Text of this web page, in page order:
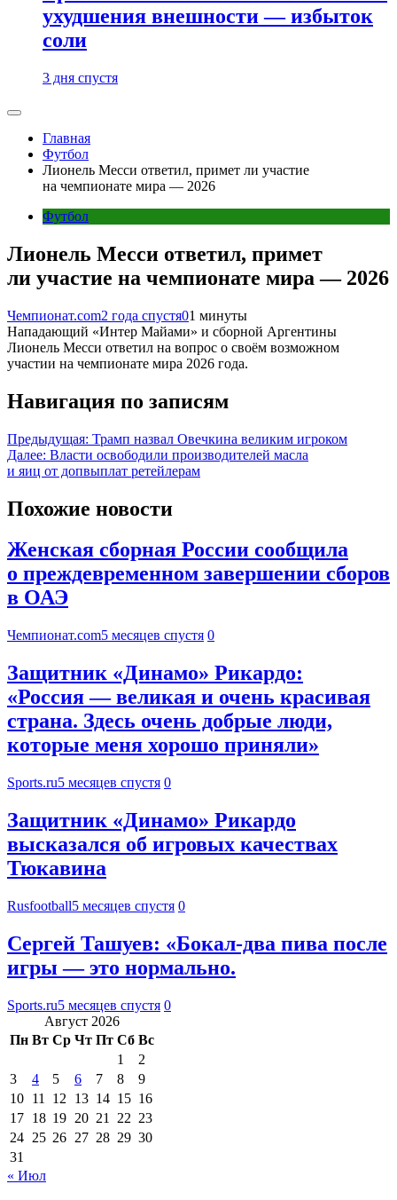
ухудшения внешности — избыток
соли
3 дня спустя
Главная
Футбол
Лионель Месси ответил, примет ли участие
на чемпионате мира — 2026
Футбол
Лионель Месси ответил, примет
ли участие на чемпионате мира — 2026
Чемпионат.com2 года спустя01 минуты
Нападающий «Интер Майами» и сборной Аргентины
Лионель Месси ответил на вопрос о своём возможном
участии на чемпионате мира 2026 года.
Навигация по записям
Предыдущая: Трамп назвал Овечкина великим игроком
Далее: Власти освободили производителей масла
и яиц от допвыплат ретейлерам
Похожие новости
Женская сборная России сообщила
о преждевременном завершении сборов
в ОАЭ
Чемпионат.com5 месяцев спустя 0
Защитник «Динамо» Рикардо:
«Россия — великая и очень красивая
страна. Здесь очень добрые люди,
которые меня хорошо приняли»
Sports.ru5 месяцев спустя 0
Защитник «Динамо» Рикардо
высказался об игровых качествах
Тюкавина
Rusfootball5 месяцев спустя 0
Сергей Ташуев: «Бокал-два пива после
игры — это нормально.
Sports.ru5 месяцев спустя 0
Август 2026
Пн Вт Ср Чт Пт Сб Вс
1
2
3
4 5 6 7 8
9
10 11 12 13 14 15 16
17 18 19 20 21 22 23
24 25 26 27 28 29 30
31
« Июл